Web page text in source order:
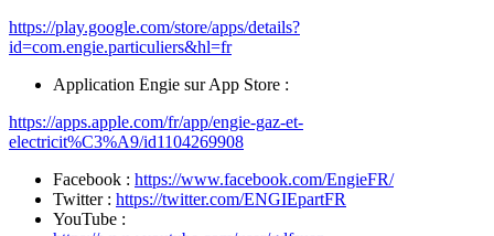
https://play.google.com/store/apps/details?
id=com.engie.particuliers&hl=fr
Application Engie sur App Store :
https://apps.apple.com/fr/app/engie-gaz-et-
electricit%C3%A9/id1104269908
Facebook : https://www.facebook.com/EngieFR/
Twitter : https://twitter.com/ENGIEpartFR
YouTube :